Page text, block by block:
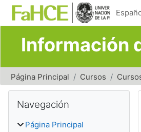
Salta al contenido principal
Información
Página Principal Cursos
Bloques
Navegación
Página Principal